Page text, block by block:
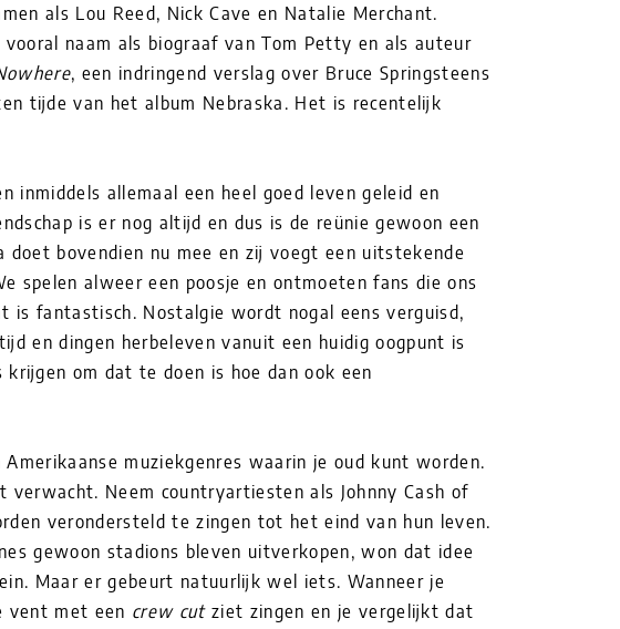
als Lou Reed, Nick Cave en Natalie Merchant.
naam als biograaf van Tom Petty en als auteur
, een indringend verslag over Bruce Springsteens
tijde van het album Nebraska. Het is recentelijk
inmiddels allemaal een heel goed leven geleid en
is er nog altijd en dus is de reünie gewoon een
doet bovendien nu mee en zij voegt een uitstekende
spelen alweer een poosje en ontmoeten fans die ons
is fantastisch. Nostalgie wordt nogal eens verguisd,
en dingen herbeleven vanuit een huidig oogpunt is
krijgen om dat te doen is hoe dan ook een
Amerikaanse muziekgenres waarin je oud kunt worden.
verwacht. Neem countryartiesten als Johnny Cash of
verondersteld te zingen tot het eind van hun leven.
gewoon stadions bleven uitverkopen, won dat idee
Maar er gebeurt natuurlijk wel iets. Wanneer je
vent met een crew cutziet zingen en je vergelijkt dat